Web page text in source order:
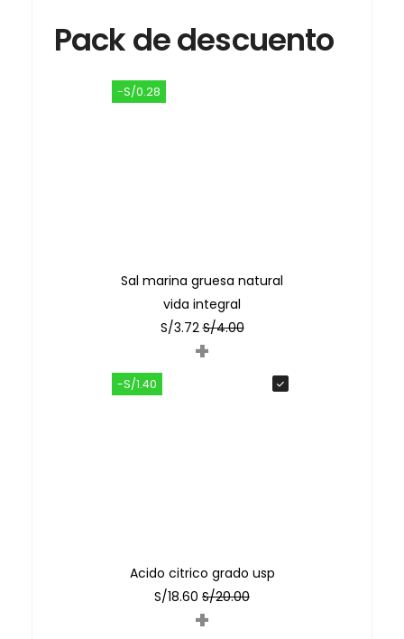
Pack de descuento
-S/0.28
Sal marina gruesa natural
vida integral
S/3.72 S/4.00
+
-S/1.40
Acido citrico grado usp
S/18.60 S/20.00
+